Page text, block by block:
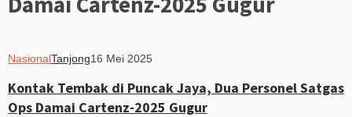
NasionalTanjong16 Mei 2025
Kontak Tembak di Puncak Jaya, Dua Personel Satgas
Ops Damai Cartenz-2025 Gugur